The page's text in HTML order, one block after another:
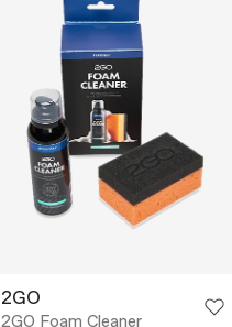
2GO